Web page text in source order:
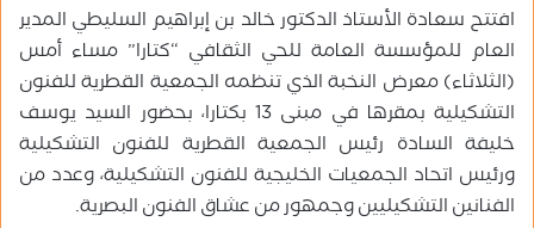
ن
ي
ا
افتتح سعادة الأستاذ الدكتور خالد بن إبراهيم السليطي المدير
العام للمؤسسة العامة للحي الثقافي “كتارا” مساء أمس
(الثلاثاء) معرض النخبة الذي تنظمه الجمعية القطرية للفنون
التشكيلية بمقرها في مبنى 13 بكتارا، بحضور السيد يوسف
خليفة السادة رئيس الجمعية القطرية للفنون التشكيلية
ورئيس اتحاد الجمعيات الخليجية للفنون التشكيلية، وعدد من
الفنانين التشكيليين وجمهور من عشاق الفنون البصرية.